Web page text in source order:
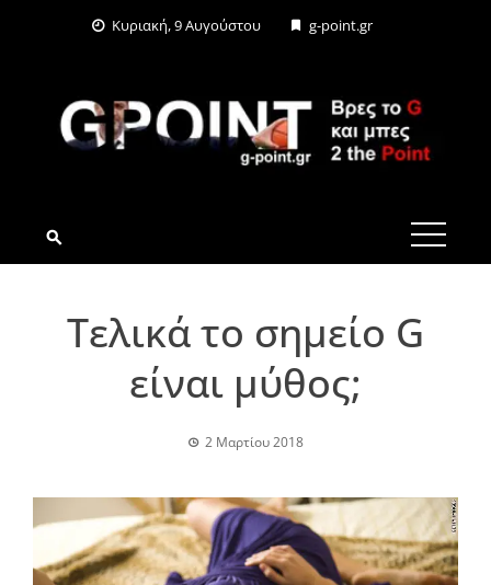
Κυριακή, 9 Αυγούστου g-point.gr
G-POINT.GR
Τελικά το σημείο G
είναι μύθος;
2 Μαρτίου 2018